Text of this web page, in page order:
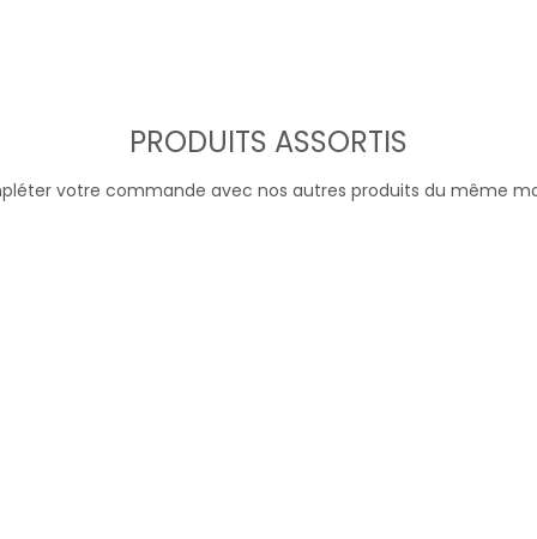
PRODUITS ASSORTIS
votre commande avec nos autres produits du même